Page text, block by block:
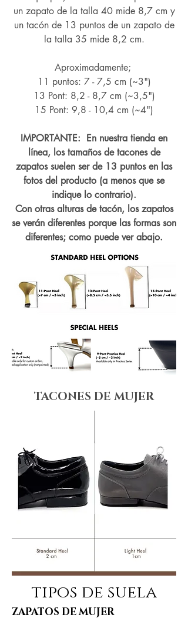
un zapato de la talla 40 mide 8,7 cm y
un tacón de 13 puntos de un zapato de
la talla 35 mide 8,2 cm.
Aproximadamente;
11 puntos: 7 - 7,5 cm (~3")
13 Pont: 8,2 - 8,7 cm (~3,5")
15 Pont: 9,8 - 10,4 cm (~4")
IMPORTANTE: En nuestra tienda en
línea, los tamaños de tacones de
zapatos suelen ser de 13 puntos en las
fotos del producto (a menos que se
indique lo contrario).
Con otras alturas de tacón, los zapatos
se verán diferentes porque las formas son
diferentes; como puede ver abajo.
TACONES DE MUJER
tipos de suela
ZAPATOS DE MUJER